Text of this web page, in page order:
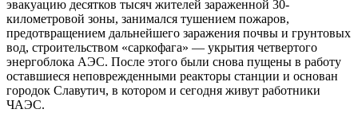
эвакуацию десятков тысяч жителей зараженной 30-
километровой зоны, занимался тушением пожаров,
предотвращением дальнейшего заражения почвы и грунтовых
вод, строительством «саркофага» — укрытия четвертого
энергоблока АЭС. После этого были снова пущены в работу
оставшиеся неповрежденными реакторы станции и основан
городок Славутич, в котором и сегодня живут работники
ЧАЭС.